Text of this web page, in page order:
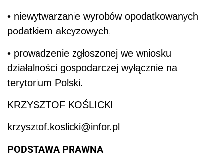
• niewytwarzanie wyrobów opodatkowanych
podatkiem akcyzowych,
• prowadzenie zgłoszonej we wniosku
działalności gospodarczej wyłącznie na
terytorium Polski.
KRZYSZTOF KOŚLICKI
krzysztof.koslicki@infor.pl
PODSTAWA PRAWNA